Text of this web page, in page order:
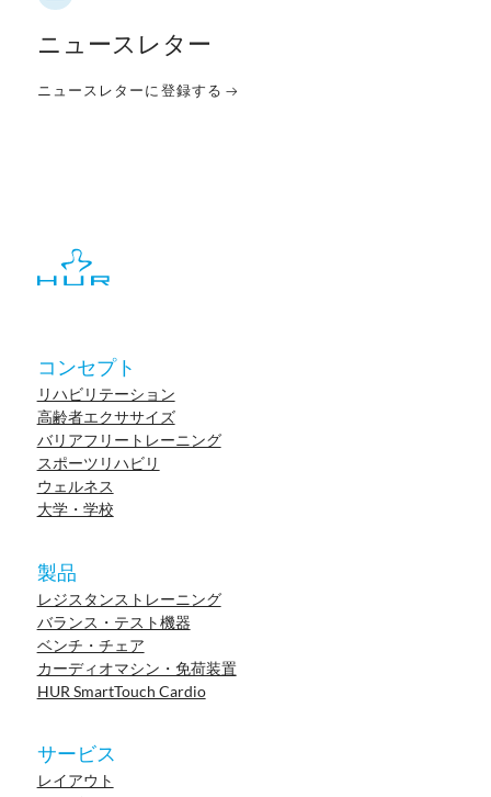
ニュースレター
ニュースレターに登録する
コンセプト
リハビリテーション
高齢者エクササイズ
バリアフリートレーニング
スポーツリハビリ
ウェルネス
大学・学校
製品
レジスタンストレーニング
バランス・テスト機器
ベンチ・チェア
カーディオマシン・免荷装置
HUR SmartTouch Cardio
サービス
レイアウト